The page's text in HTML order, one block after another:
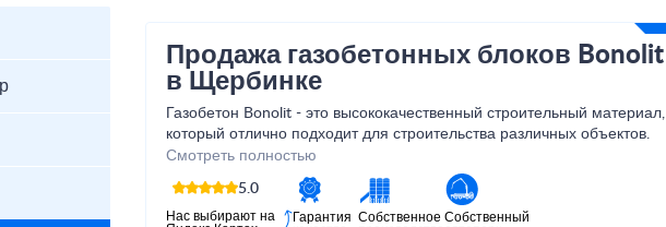
Продажа газобетонных блоков Bonolit
в Щербинке
Газобетон Bonolit - это высококачественный строительный материал,
который отлично подходит для строительства различных объектов.
Благодаря своим уникальным свойствам, газобетон Bonolit
обеспечивает прочность, надежность и долговечность конструкций.
Смотреть полностью
5.0
Нас выбирают на
Гарантия Собственное Собственный